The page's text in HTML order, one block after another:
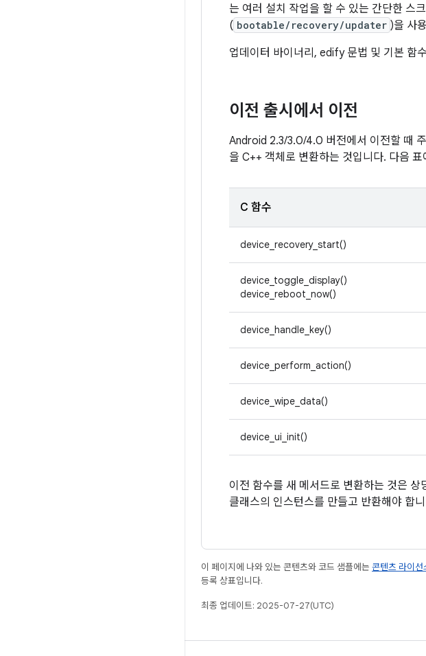
는 여러 설치 작업을 할 수 있는 간단한 스
( bootable/recovery/updater )을 사
업데이터 바이너리, edify 문법 및 기본 함
이전 출시에서 이전
Android 2.3/3.0/4.0 버전에서 이전할 때
을 C++ 객체로 변환하는 것입니다. 다음
C 함수
device_recovery_start()
device_toggle_display()
device_reboot_now()
device_handle_key()
device_perform_action()
device_wipe_data()
device_ui_init()
이전 함수를 새 메서드로 변환하는 것은 상
클래스의 인스턴스를 만들고 반환해야 합
이 페이지에 나와 있는 콘텐츠와 코드 샘플에는 콘텐츠 라이선
등록 상표입니다.
최종 업데이트: 2025-07-27(UTC)